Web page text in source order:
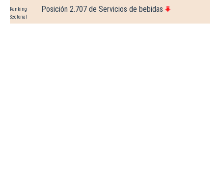
Ranking
Sectorial
Posición 2.707 de Servicios de bebidas